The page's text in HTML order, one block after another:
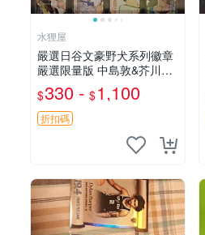
水狸屋
嚴選日谷文豪野犬系列徽章
嚴選限量版 中島敦&芥川龍
之介&太宰治&中原中也&國
木田獨步&江戶川亂步&谷崎
潤一郎&宮澤賢治官方正品
標芥川中島太宰原
$330 - $1,100
折扣碼